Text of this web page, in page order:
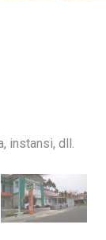
instansi, dll.